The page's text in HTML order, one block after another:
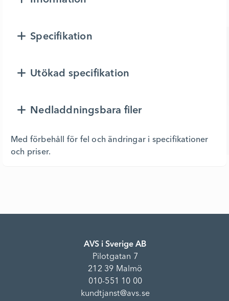
Specifikation
Utökad specifikation
Nedladdningsbara filer
Med förbehåll för fel och ändringar i specifikationer
och priser.
AVS i Sverige AB
Pilotgatan 7
212 39 Malmö
010-551 10 00
kundtjanst@avs.se